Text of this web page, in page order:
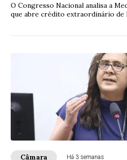
O Congresso Nacional analisa a
que abre crédito extraordinário de
Câmara Há 3 semanas